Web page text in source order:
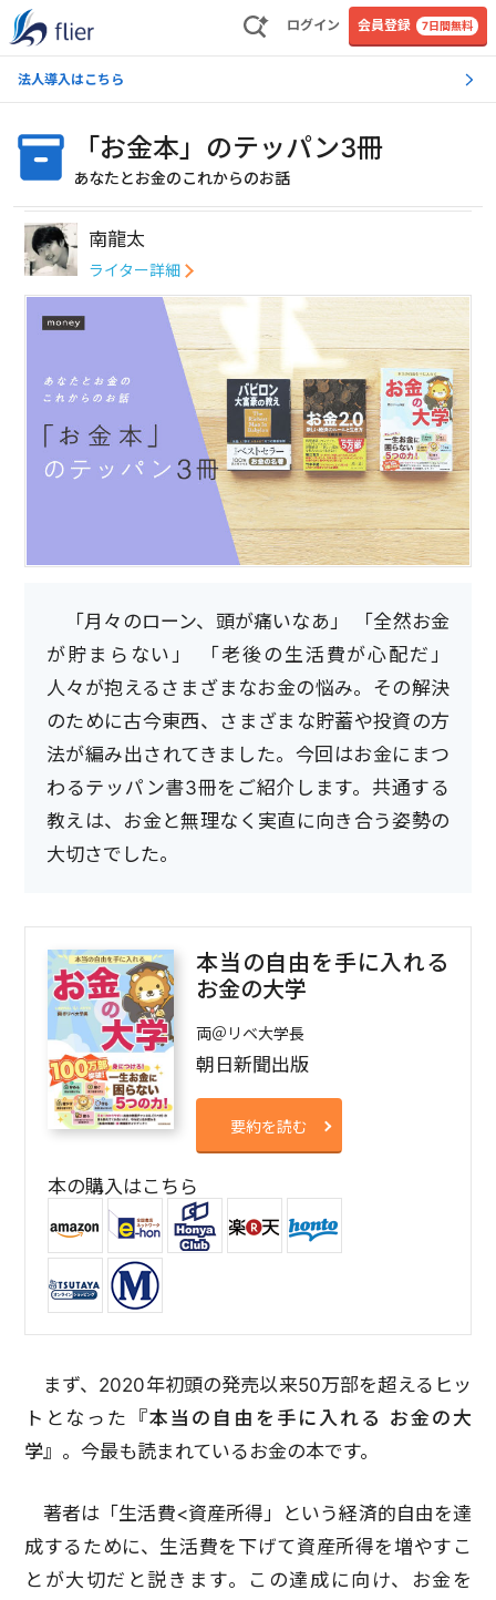
ログイン 会員登録 7日間無料
法人導入はこちら
「お金本」のテッパン3冊
あなたとお金のこれからのお話
南龍太
ライター詳細
「月々のローン、頭が痛いなあ」 「全然お金
が貯まらない」 「老後の生活費が心配だ」
人々が抱えるさまざまなお金の悩み。その解決
のために古今東西、さまざまな貯蓄や投資の方
法が編み出されてきました。今回はお金にまつ
わるテッパン書3冊をご紹介します。共通する
教えは、お金と無理なく実直に向き合う姿勢の
大切さでした。
本当の自由を手に入れる
お金の大学
両＠リベ大学長
朝日新聞出版
要約を読む
本の購入はこちら
まず、2020年初頭の発売以来50万部を超えるヒッ
トとなった
『本当の自由を手に入れる お金の大
学』 。今最も読まれているお金の本です。
著者は「生活費<資産所得」という経済的自由を達
成するために、生活費を下げて資産所得を増やすこ
とが大切だと説きます。この達成に向け、お金を